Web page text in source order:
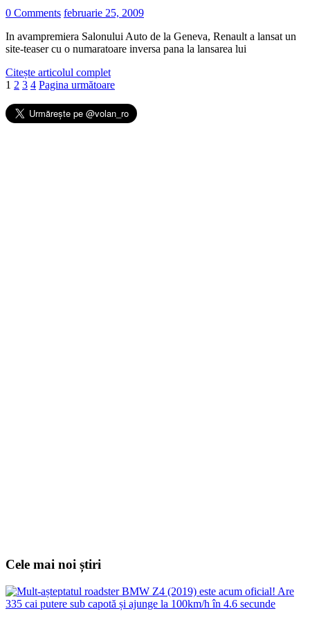
0 Comments februarie 25, 2009
In avampremiera Salonului Auto de la Geneva, Renault a lansat un
site-teaser cu o numaratoare inversa pana la lansarea lui
Citește articolul complet
1 2 3 4 Pagina următoare
Cele mai noi știri